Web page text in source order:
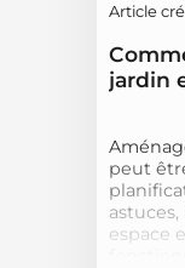
Article
jardin
peut
espace